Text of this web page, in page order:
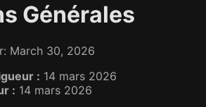
Générales
March 30, 2026
: 14 mars 2026
: 14 mars 2026